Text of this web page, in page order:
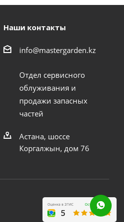
Наши контакты
info@mastergarden.kz
Отдел сервисного
облуживания и
продажи запасных
частей
Астана, шоссе
Коргалжын, дом 76